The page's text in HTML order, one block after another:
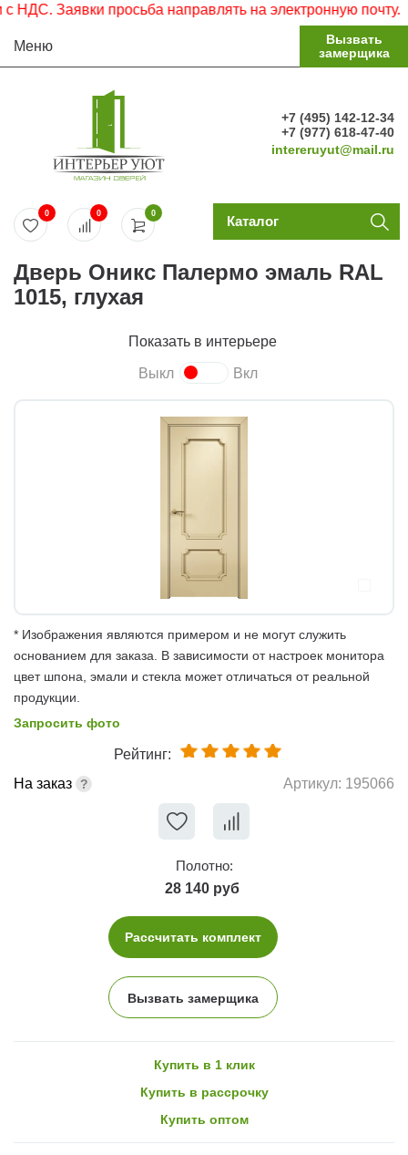
Заявки просьба направлять на электронную почту.
Меню
Вызвать
замерщика
+7 (495) 142-12-34
+7 (977) 618-47-40
intereruyut@mail.ru
0
0 0 Каталог
Дверь Оникс Палермо эмаль RAL
1015, глухая
Показать в интерьере
Выкл Вкл
* Изображения являются примером и не могут служить
основанием для заказа. В зависимости от настроек монитора
цвет шпона, эмали и стекла может отличаться от реальной
продукции.
Запросить фото
Рейтинг:
На заказ
Артикул: 195066
Полотно:
28 140 руб
Рассчитать комплект
Вызвать замерщика
Купить в 1 клик
Купить в рассрочку
Купить оптом